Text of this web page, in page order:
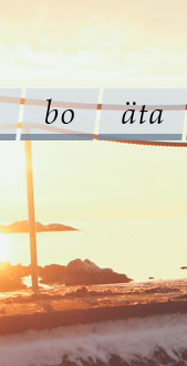
bo äta